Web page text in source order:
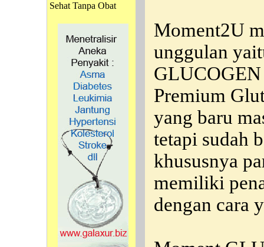
Sehat Tanpa Obat
Moment2U
unggulan
Premium
yang baru
tetapi sudah
khususnya
memiliki
dengan cara